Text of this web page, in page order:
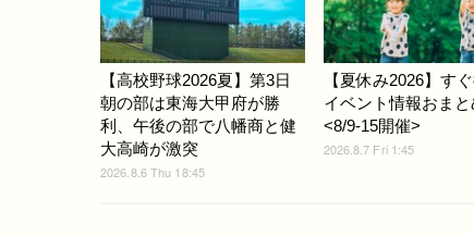
【高校野球2026夏】第3日
朝の部は東海大甲府が勝
利、午後の部で八幡商と健
大高崎が激突
2026.8.6 Thu 18:45
【夏休み2026】す
イベント情報おまと
<8/9-15開催>
2026.8.7 Fri 1:45